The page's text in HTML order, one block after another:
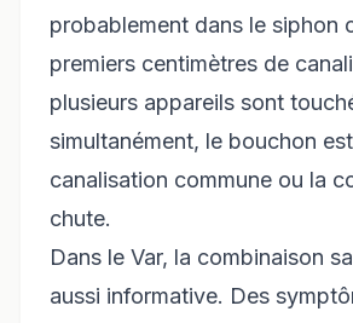
probablement dans le siphon
premiers centimètres de
plusieurs appareils sont
simultanément, le bouchon
canalisation commune ou la
chute.
Dans le Var, la combinaison
aussi informative. Des